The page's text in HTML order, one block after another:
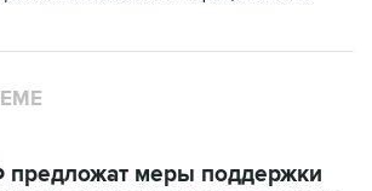
предложат меры поддержки